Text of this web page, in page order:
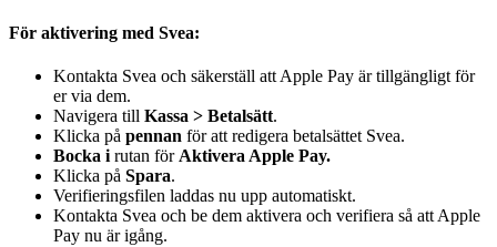
För aktivering med Svea:
Kontakta Svea och säkerställ att Apple Pay är tillgängligt för
er via dem.
Navigera till Kassa > Betalsätt.
Klicka på pennan för att redigera betalsättet Svea.
Bocka irutan förAktivera Apple Pay.
Klicka på Spara.
Verifieringsfilen laddas nu upp automatiskt.
Kontakta Svea och be dem aktivera och verifiera så att Apple
Pay nu är igång.